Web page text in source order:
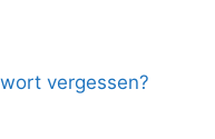
vergessen?